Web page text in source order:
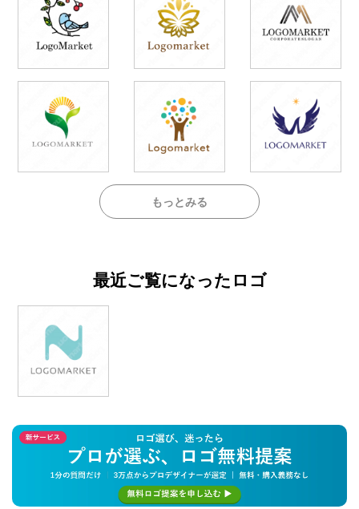
もっとみる
最近ご覧になったロゴ